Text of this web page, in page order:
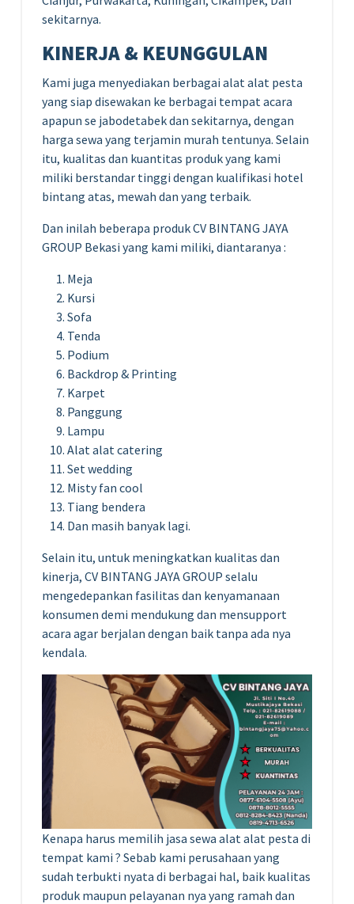
sekitarnya.
KINERJA & KEUNGGULAN
Kami juga menyediakan berbagai alat alat pesta
yang siap disewakan ke berbagai tempat acara
apapun se jabodetabek dan sekitarnya, dengan
harga sewa yang terjamin murah tentunya. Selain
itu, kualitas dan kuantitas produk yang kami
miliki berstandar tinggi dengan kualifikasi hotel
bintang atas, mewah dan yang terbaik.
Dan inilah beberapa produk CV BINTANG JAYA
GROUP Bekasi yang kami miliki, diantaranya :
Meja
Kursi
Sofa
Tenda
Podium
Backdrop & Printing
Karpet
Panggung
Lampu
Alat alat catering
Set wedding
Misty fan cool
Tiang bendera
Dan masih banyak lagi.
Selain itu, untuk meningkatkan kualitas dan
kinerja, CV BINTANG JAYA GROUP selalu
mengedepankan fasilitas dan kenyamanaan
konsumen demi mendukung dan mensupport
acara agar berjalan dengan baik tanpa ada nya
kendala.
Kenapa harus memilih jasa sewa alat alat pesta di
tempat kami ? Sebab kami perusahaan yang
sudah terbukti nyata di berbagai hal, baik kualitas
produk maupun pelayanan nya yang ramah dan